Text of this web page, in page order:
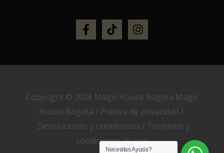
Copyright © 2026 Magic House Bogota Magic
House Bogotá / Política de privacidad /
Devoluciones y reembolsos / Términos y
condiciones de uso
Necesitas Ayuda?